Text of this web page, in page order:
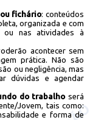
fichário: conteúdos
organizada e com
ou nas atividades à
acontecer sem
prática. Não são
ou negligência, mas
dúvidas e agendar
do trabalhoserá
Jovem, tais como:
e forma de